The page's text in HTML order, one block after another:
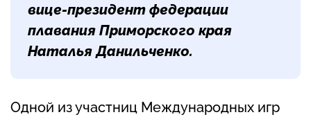
вице-президент федерации
плавания Приморского края
Наталья Данильченко.
Одной из участниц Международных игр